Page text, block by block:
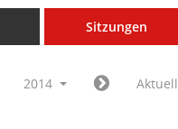
Sitzungen
2014 Aktuell